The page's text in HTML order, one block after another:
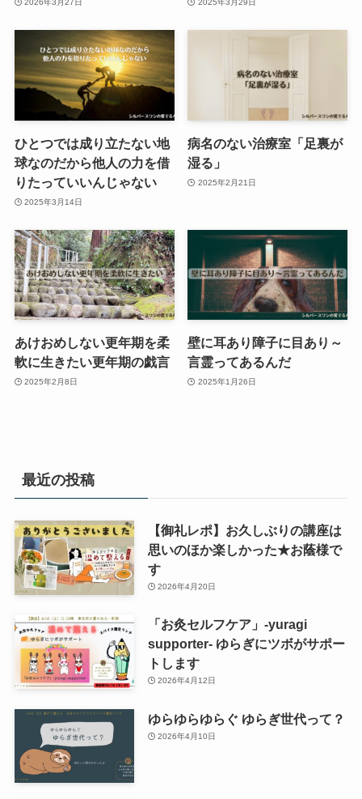
2026年3月27日 2025年3月29日
ひとつでは成り立たない地
球なのだから他人の力を借
りたっていいんじゃない
2025年3月14日
病名のない治療室「足裏が
湿る」
2025年2月21日
あけおめしない更年期を柔
軟に生きたい更年期の戯言
2025年2月8日
壁に耳あり障子に目あり～
言霊ってあるんだ
2025年1月26日
最近の投稿
【御礼レポ】お久しぶりの講座は
思いのほか楽しかった★お蔭様で
す
2026年4月20日
「お灸セルフケア」-yuragi
supporter- ゆらぎにツボがサポー
トします
2026年4月12日
ゆらゆらゆらぐ ゆらぎ世代って？
2026年4月10日